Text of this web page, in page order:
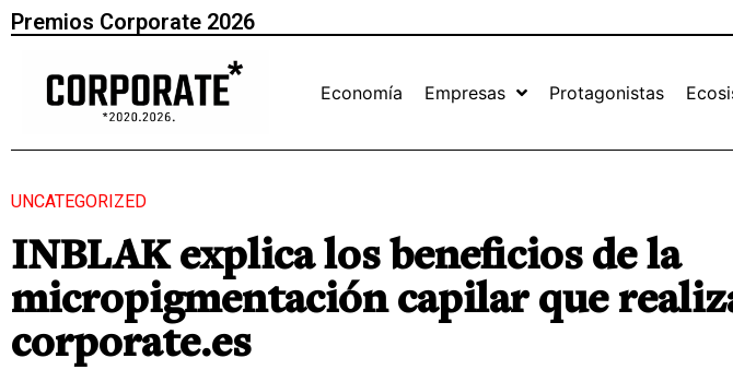
Premios Corporate 2026
Economía Empresas Protagonistas
UNCATEGORIZED
INBLAK explica los beneficios de la
micropigmentación capilar que
corporate.es